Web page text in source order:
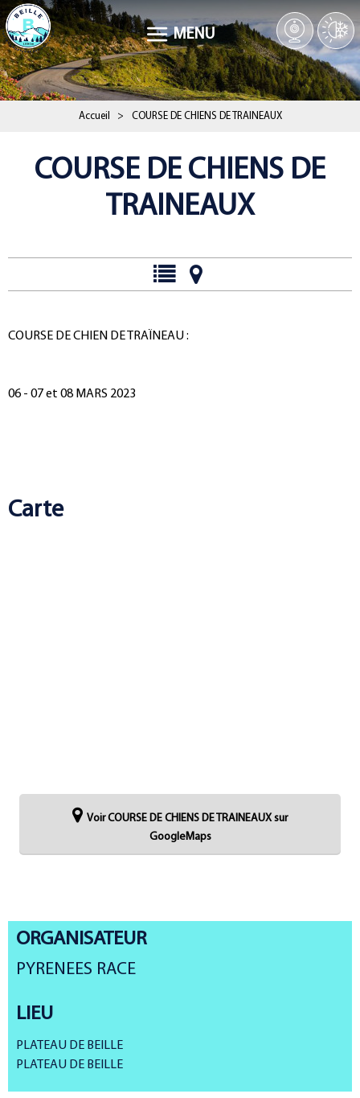
MENU
Accueil > COURSE DE CHIENS DE TRAINEAUX
COURSE DE CHIENS DE
TRAINEAUX
COURSE DE CHIEN DE TRAÏNEAU :
06 - 07 et 08 MARS 2023
Carte
Voir COURSE DE CHIENS DE TRAINEAUX sur
GoogleMaps
ORGANISATEUR
PYRENEES RACE
LIEU
PLATEAU DE BEILLE
PLATEAU DE BEILLE